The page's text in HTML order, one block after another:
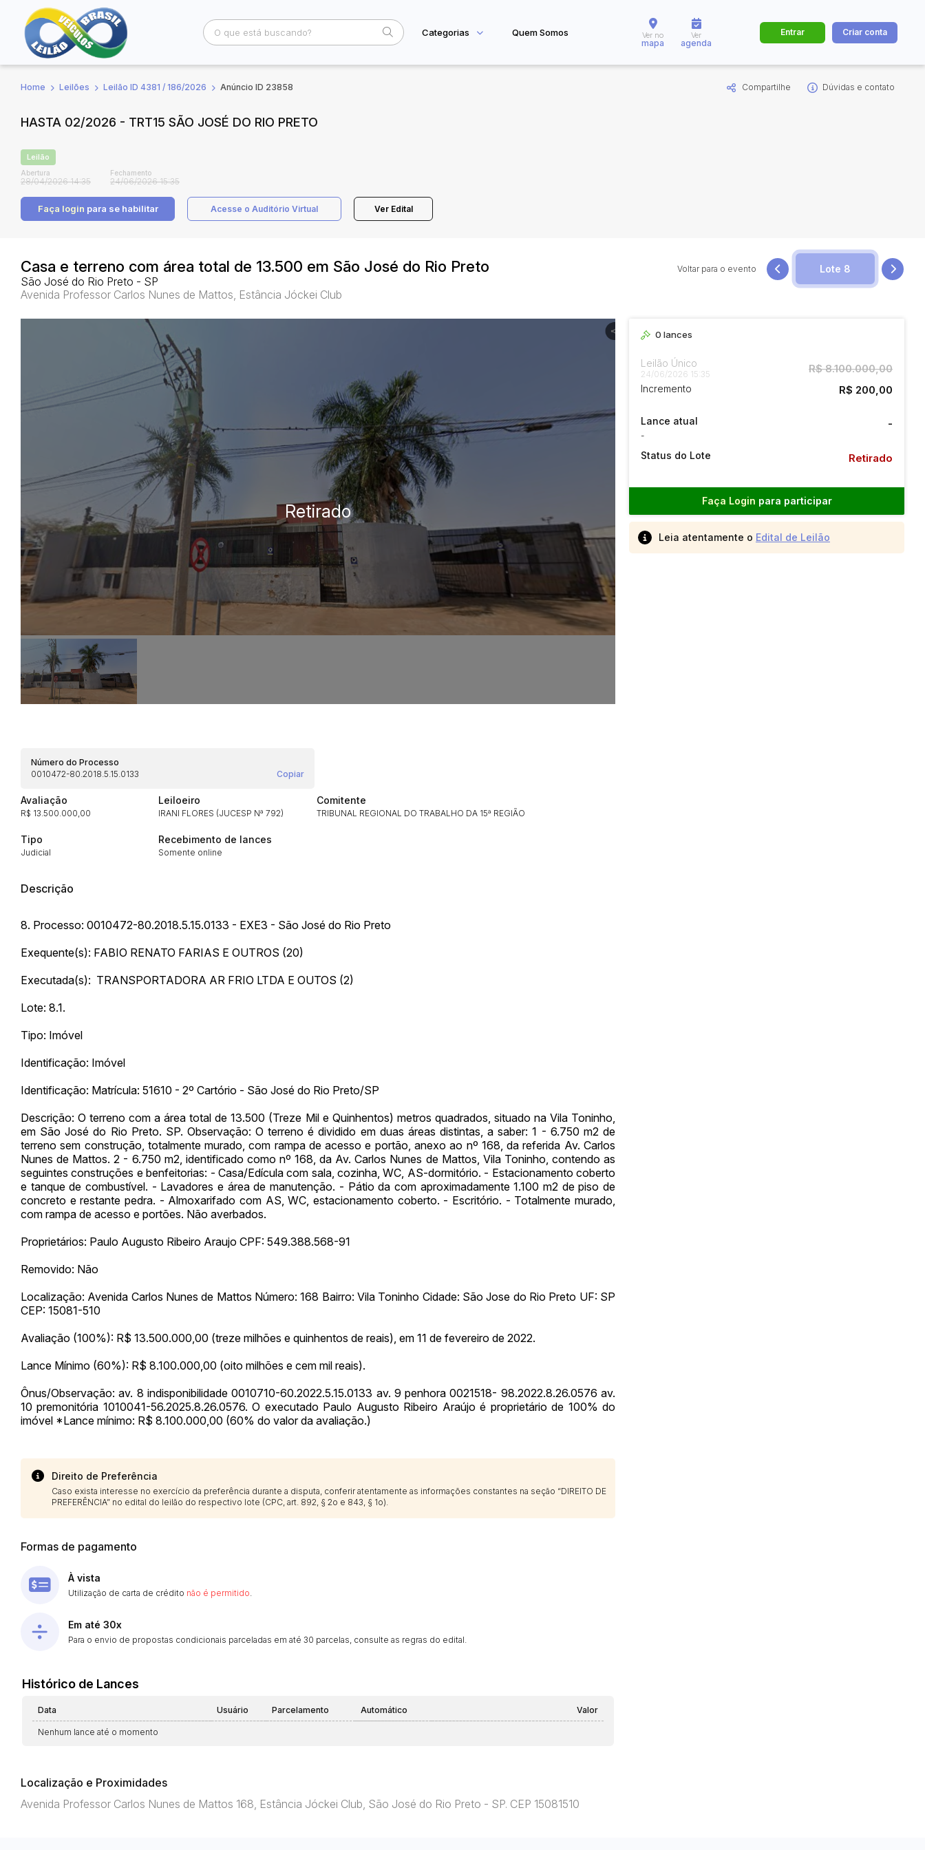
Busca por palavra-chave Categoria Cidade
Categorias Quem Somos Ver no
mapa
Ver
agenda
Entrar Criar conta
Home Leilões Leilão ID 4381 / 186/2026 Anúncio ID 23858 Compartilhe Dúvidas e contato
HASTA 02/2026 - TRT15 SÃO JOSÉ DO RIO PRETO
Leilão
Abertura
28/04/2026 14:35
Fechamento
24/06/2026 15:35
Faça login para se habilitar Acesse o Auditório Virtual Ver Edital
Casa e terreno com área total de 13.500 em São José do Rio Preto
São José do Rio Preto - SP
Avenida Professor Carlos Nunes de Mattos, Estância Jóckei Club
Voltar para o evento
0 lances
Leilão Único
24/06/2026 15:35 R$ 8.100.000,00
Incremento R$ 200,00
Lance atual
-
-
Status do Lote Retirado
Faça Login para participar
Leia atentamente o Edital de Leilão
Número do Processo
0010472-80.2018.5.15.0133
Copiar
Avaliação
R$ 13.500.000,00
Leiloeiro
IRANI FLORES (JUCESP Nª 792)
Comitente
TRIBUNAL REGIONAL DO TRABALHO DA 15ª REGIÃO
Tipo
Judicial
Recebimento de lances
Somente online
Descrição
8. Processo: 0010472-80.2018.5.15.0133 - EXE3 - São José do Rio Preto
Exequente(s): FABIO RENATO FARIAS E OUTROS (20)
Executada(s): TRANSPORTADORA AR FRIO LTDA E OUTOS (2)
Lote: 8.1.
Tipo: Imóvel
Identificação: Imóvel
Identificação: Matrícula: 51610 - 2º Cartório - São José do Rio Preto/SP
Descrição: O terreno com a área total de 13.500 (Treze Mil e Quinhentos) metros quadrados, situado na Vila Toninho,
em São José do Rio Preto. SP. Observação: O terreno é dividido em duas áreas distintas, a saber: 1 - 6.750 m2 de
terreno sem construção, totalmente murado, com rampa de acesso e portão, anexo ao nº 168, da referida Av. Carlos
Nunes de Mattos. 2 - 6.750 m2, identificado como nº 168, da Av. Carlos Nunes de Mattos, Vila Toninho, contendo as
seguintes construções e benfeitorias: - Casa/Edícula com sala, cozinha, WC, AS-dormitório. - Estacionamento coberto
e tanque de combustível. - Lavadores e área de manutenção. - Pátio da com aproximadamente 1.100 m2 de piso de
concreto e restante pedra. - Almoxarifado com AS, WC, estacionamento coberto. - Escritório. - Totalmente murado,
com rampa de acesso e portões. Não averbados.
Proprietários: Paulo Augusto Ribeiro Araujo CPF: 549.388.568-91
Removido: Não
Localização: Avenida Carlos Nunes de Mattos Número: 168 Bairro: Vila Toninho Cidade: São Jose do Rio Preto UF: SP
CEP: 15081-510
Avaliação (100%): R$ 13.500.000,00 (treze milhões e quinhentos de reais), em 11 de fevereiro de 2022.
Lance Mínimo (60%): R$ 8.100.000,00 (oito milhões e cem mil reais).
Ônus/Observação: av. 8 indisponibilidade 0010710-60.2022.5.15.0133 av. 9 penhora 0021518- 98.2022.8.26.0576 av.
10 premonitória 1010041-56.2025.8.26.0576. O executado Paulo Augusto Ribeiro Araújo é proprietário de 100% do
imóvel *Lance mínimo: R$ 8.100.000,00 (60% do valor da avaliação.)
Direito de Preferência
Caso exista interesse no exercício da preferência durante a disputa, conferir atentamente as informações constantes na seção “DIREITO DE
PREFERÊNCIA” no edital do leilão do respectivo lote (CPC, art. 892, § 2o e 843, § 1o).
Formas de pagamento
À vista
Utilização de carta de crédito não é permitido.
Em até 30x
Para o envio de propostas condicionais parceladas em até 30 parcelas, consulte as regras do edital.
Histórico de Lances
Data Usuário Parcelamento Automático Valor
Nenhum lance até o momento
Localização e Proximidades
Avenida Professor Carlos Nunes de Mattos 168, Estância Jóckei Club, São José do Rio Preto - SP. CEP 15081510
14/04/2025 18:43:11 TIAGOFELIPE